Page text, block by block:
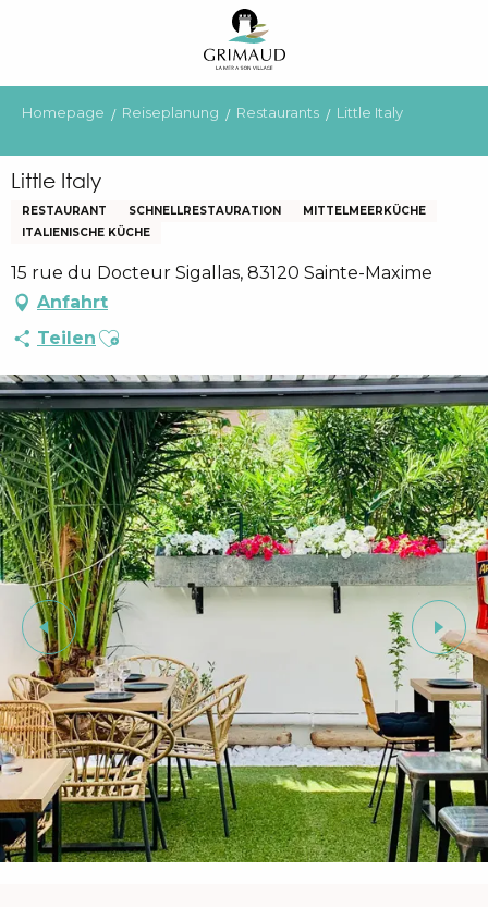
principal
Homepage Reiseplanung Restaurants Little Italy
Little Italy
RESTAURANT SCHNELLRESTAURATION
MITTELMEERKÜCHE
ITALIENISCHE KÜCHE
15 rue du Docteur Sigallas, 83120 Sainte-Maxime
Anfahrt
Teilen Ajouter aux favoris